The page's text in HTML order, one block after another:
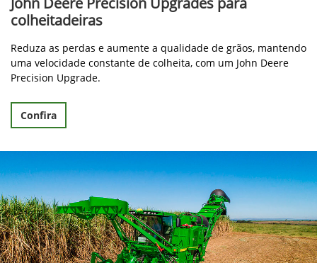
John Deere Precision Upgrades para
colheitadeiras
uma velocidade constante de colheita, com um John Deere
Precision Upgrade.